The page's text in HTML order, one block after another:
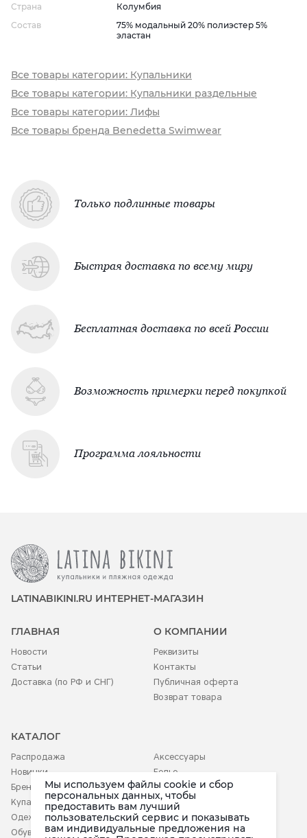
Страна
Колумбия
Состав
75% модальный 20% полиэстер 5%
эластан
Все товары категории: Купальники
Все товары категории: Купальники раздельные
Все товары категории: Лифы
Все товары бренда Benedetta Swimwear
Только подлинные товары
Быстрая доставка по всему миру
Бесплатная доставка по всей России
Возможность примерки перед покупкой
Программа лояльности
LATINABIKINI.RU ИНТЕРНЕТ-МАГАЗИН
ГЛАВНАЯ
Новости
Статьи
Доставка (по РФ и СНГ)
О КОМПАНИИ
Реквизиты
Контакты
Публичная оферта
Возврат товара
КАТАЛОГ
Распродажа
Новинки
Бренды
Купальники
Одежда
Обувь
Аксессуары
Белье
Детское
Мы используем файлы cookie и сбор
персональных данных, чтобы
предоставить вам лучший
пользовательский сервис и показывать
вам индивидуальные предложения на